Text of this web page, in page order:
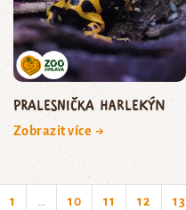
pralesnička harlekýn
Zobrazit více →
1 10 11 12 13